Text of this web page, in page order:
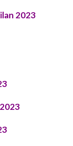
2023
2023